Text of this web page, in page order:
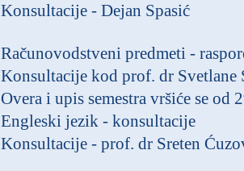
Konsultacije - Dejan Spasić
Računovodstveni predmeti -
Konsultacije kod prof. dr
Overa i upis semestra vršiće se od
Engleski jezik - konsultacije
Konsultacije - prof. dr Sreten